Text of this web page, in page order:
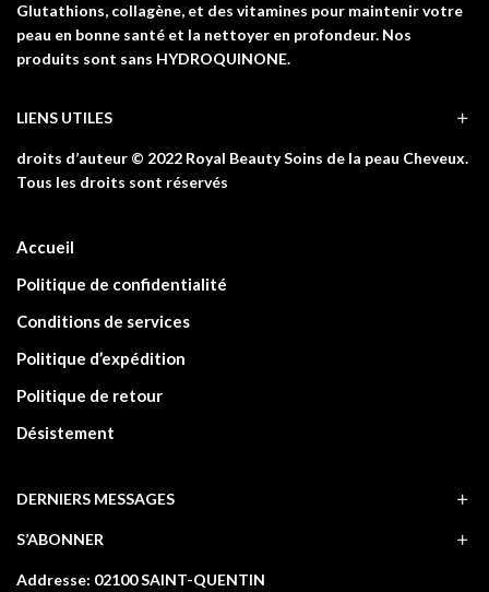
Glutathions, collagène, et des vitamines pour maintenir votre
peau en bonne santé et la nettoyer en profondeur. Nos
produits sont sans HYDROQUINONE.
LIENS UTILES
droits d’auteur © 2022 Royal Beauty Soins de la peau Cheveux.
Tous les droits sont réservés
Accueil
Politique de confidentialité
Conditions de services
Politique d’expédition
Politique de retour
Désistement
DERNIERS MESSAGES
S’ABONNER
Addresse: 02100 SAINT-QUENTIN